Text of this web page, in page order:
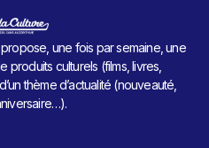
une fois par semaine, une
produits culturels (films, livres,
thème d’actualité (nouveauté,